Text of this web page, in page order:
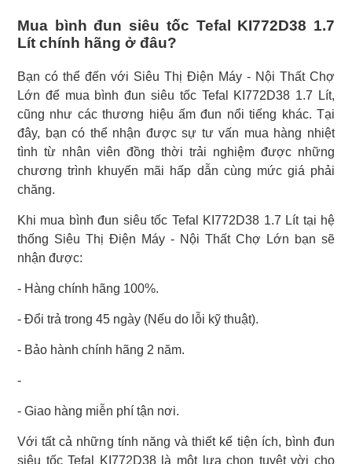
Mua bình đun siêu tốc Tefal KI772D38 1.7
Lít chính hãng ở đâu?
Bạn có thể đến với Siêu Thị Điện Máy - Nội Thất Chợ
Lớn để mua bình đun siêu tốc Tefal KI772D38 1.7 Lít,
cũng như các thương hiệu ấm đun nổi tiếng khác. Tại
đây, bạn có thể nhận được sự tư vấn mua hàng nhiệt
tình từ nhân viên đồng thời trải nghiệm được những
chương trình khuyến mãi hấp dẫn cùng mức giá phải
chăng.
Khi mua bình đun siêu tốc Tefal KI772D38 1.7 Lít tại hệ
thống Siêu Thị Điện Máy - Nội Thất Chợ Lớn bạn sẽ
nhận được:
- Hàng chính hãng 100%.
- Đổi trả trong 45 ngày (Nếu do lỗi kỹ thuật).
- Bảo hành chính hãng 2 năm.
-
- Giao hàng miễn phí tận nơi.
Với tất cả những tính năng và thiết kế tiện ích, bình đun
siêu tốc Tefal KI772D38 là một lựa chọn tuyệt vời cho